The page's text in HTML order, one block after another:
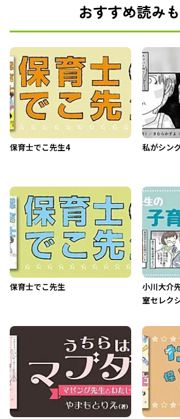
おすすめ読み
保育士でこ先生4 私がシン
保育士でこ先生
小川大介
室セレク